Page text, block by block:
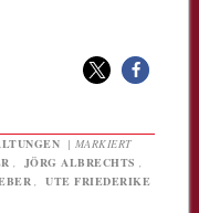
| MARKIERT
, JÖRG ALBRECHTS ,
,
UTE FRIEDERIKE